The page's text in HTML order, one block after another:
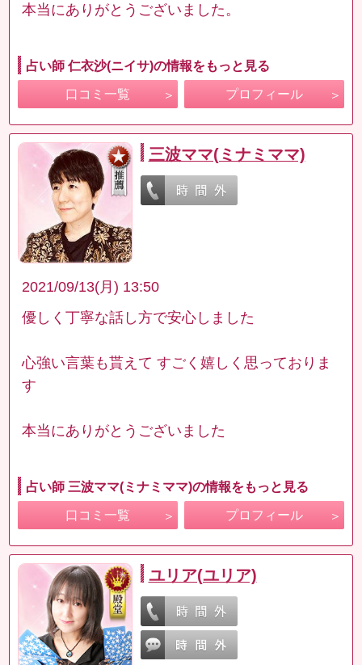
本当にありがとうございました。
占い師 仁衣沙(ニイサ)の情報をもっと見る
口コミ一覧 プロフィール
三波ママ(ミナミママ)
2021/09/13(月) 13:50
優しく丁寧な話し方で安心しました
心強い言葉も貰えて すごく嬉しく思っておりま
す
本当にありがとうございました
占い師 三波ママ(ミナミママ)の情報をもっと見る
口コミ一覧 プロフィール
ユリア(ユリア)